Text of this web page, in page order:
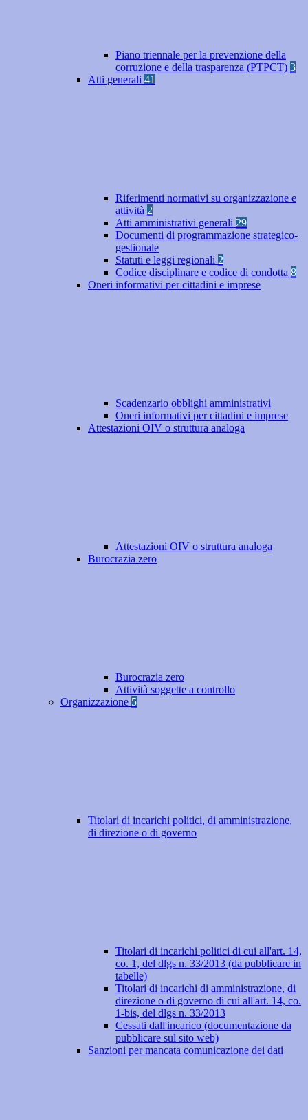
Piano triennale per la prevenzione della
corruzione e della trasparenza (PTPCT) 3
Atti generali 41
Riferimenti normativi su organizzazione e
attività 2
Atti amministrativi generali 29
Documenti di programmazione strategico-
gestionale
Statuti e leggi regionali 2
Codice disciplinare e codice di condotta 8
Oneri informativi per cittadini e imprese
Scadenzario obblighi amministrativi
Oneri informativi per cittadini e imprese
Attestazioni OIV o struttura analoga
Attestazioni OIV o struttura analoga
Burocrazia zero
Burocrazia zero
Attività soggette a controllo
Organizzazione 5
Titolari di incarichi politici, di amministrazione,
di direzione o di governo
Titolari di incarichi politici di cui all'art. 14,
co. 1, del dlgs n. 33/2013 (da pubblicare in
tabelle)
Titolari di incarichi di amministrazione, di
direzione o di governo di cui all'art. 14, co.
1-bis, del dlgs n. 33/2013
Cessati dall'incarico (documentazione da
pubblicare sul sito web)
Sanzioni per mancata comunicazione dei dati